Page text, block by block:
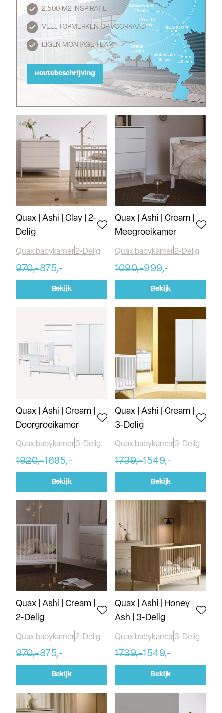
2.500 M2 INSPIRATIE
VEEL TOPMERKEN OP VOORRAAD
EIGEN MONTAGE TEAM
Routebeschrijving
Routebeschrijving
Quax | Ashi | Clay | 2-
Delig
Quax babykamer2-Delig
970,-875,-
Bekijk
Quax | Ashi | Cream |
Meegroeikamer
Quax babykamer2-Delig
1090,-999,-
Bekijk
Quax | Ashi | Cream |
Doorgroeikamer
Quax babykamer3-Delig
1920,-1685,-
Bekijk
Quax | Ashi | Cream |
3-Delig
Quax babykamer3-Delig
1739,-1549,-
Bekijk
Quax | Ashi | Cream |
2-Delig
Quax babykamer2-Delig
970,-875,-
Bekijk
Quax | Ashi | Honey
Ash | 3-Delig
Quax babykamer3-Delig
1739,-1549,-
Bekijk